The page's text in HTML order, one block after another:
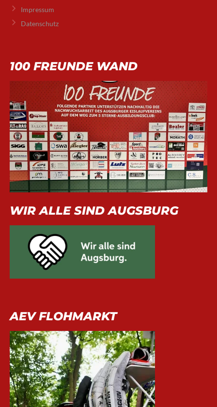
Impressum
Datenschutz
100 FREUNDE WAND
WIR ALLE SIND AUGSBURG
AEV FLOHMARKT